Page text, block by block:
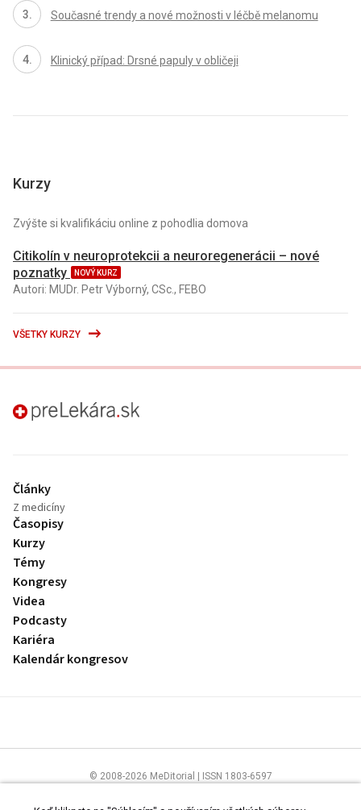
Současné trendy a nové možnosti v léčbě melanomu
Klinický případ: Drsné papuly v obličeji
Kurzy
Zvýšte si kvalifikáciu online z pohodlia domova
Citikolín v neuroprotekcii a neuroregenerácii – nové
poznatky
NOVÝ KURZ
Autori: MUDr. Petr Výborný, CSc., FEBO
VŠETKY KURZY
preLekára.sk
Články
Z medicíny
Časopisy
Kurzy
Témy
Kongresy
Videa
Podcasty
Kariéra
Kalendár kongresov
© 2008-2026 MeDitorial | ISSN 1803-6597